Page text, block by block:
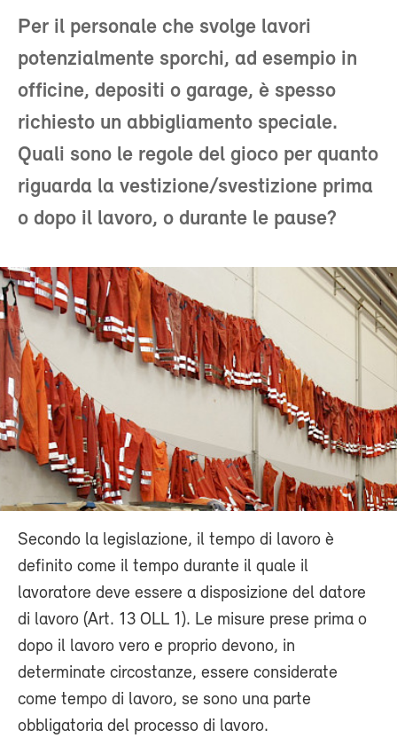
Per il personale che svolge lavori
potenzialmente sporchi, ad esempio in
officine, depositi o garage, è spesso
richiesto un abbigliamento speciale.
Quali sono le regole del gioco per quanto
riguarda la vestizione/svestizione prima
o dopo il lavoro, o durante le pause?
Secondo la legislazione, il tempo di lavoro è
definito come il tempo durante il quale il
lavoratore deve essere a disposizione del datore
di lavoro (Art. 13 OLL 1). Le misure prese prima o
dopo il lavoro vero e proprio devono, in
determinate circostanze, essere considerate
come tempo di lavoro, se sono una parte
obbligatoria del processo di lavoro.